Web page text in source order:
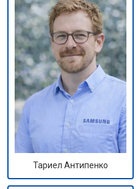
Тариел Антипенко